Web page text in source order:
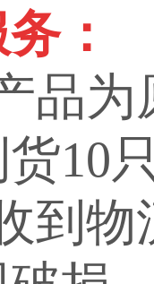
：
品
10
到